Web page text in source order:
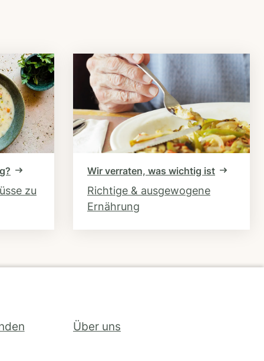
zu
Wir verraten, was wichtig ist
Richtige & ausgewogene
Ernährung
Über uns